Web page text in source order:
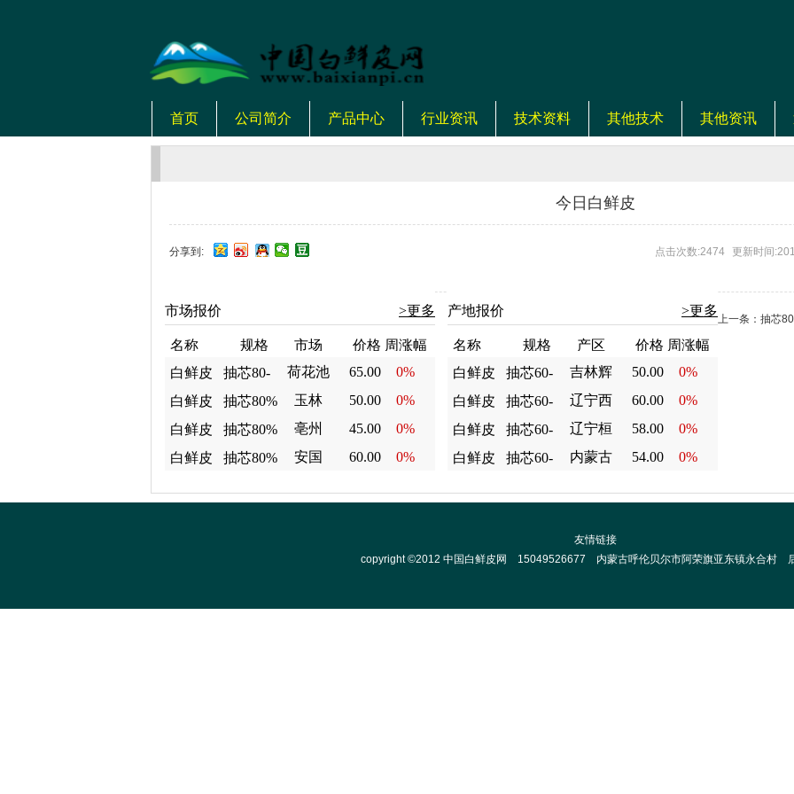
首页 公司简介 产品中心 行业资讯 技术资料 其他技术 其他资讯
今日白鲜皮
分享到: 点击次数:2474 更新时间
市场报价 >更多
名称 规格 市场 价格 周涨幅
白鲜皮
抽芯80-
85%个 内
蒙
荷花池 65.00
0%
白鲜皮
抽芯80%
个 北朝
玉林 50.00
0%
白鲜皮
抽芯80%
个 北朝
亳州 45.00
0%
白鲜皮
抽芯80%
安国 60.00 0%
产地报价 >更多
名称 规格 产区 价格 周涨幅
白鲜皮
抽芯60-
70%个
吉林辉
南县
50.00
0%
白鲜皮
抽芯60-
70%个
辽宁西
丰县
60.00
0%
白鲜皮
抽芯60-
70%个
辽宁桓
仁满族
58.00
0%
白鲜皮
抽芯60-
内蒙古
54.00 0%
上一条： 抽芯
友情链接
copyright ©2012 中国白鲜皮网 15049526677 内蒙古呼伦贝尔市阿荣旗亚东镇永合村